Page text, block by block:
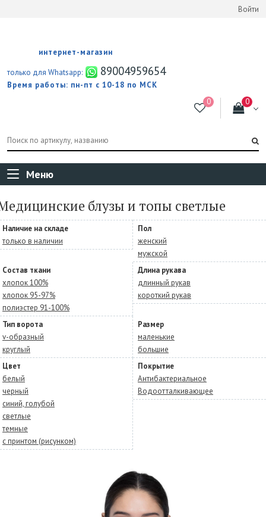
Войти
интернет-магазин
только для Whatsapp:
89004959654
Время работы: пн-пт с 10-18 по МСК
Меню
блузы и топы светлые
Наличие на складе
только в наличии
Пол
женский
мужской
Состав ткани
хлопок 100%
хлопок 95-97%
полиэстер 91-100%
Длина рукава
длинный рукав
короткий рукав
Тип ворота
v-образный
круглый
Размер
маленькие
большие
Цвет
белый
черный
синий, голубой
светлые
темные
с принтом (рисунком)
Покрытие
Антибактериальное
Водоотталкивающее